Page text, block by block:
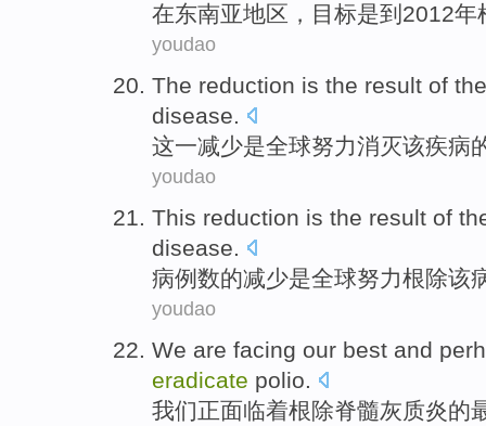
在东南亚地区 ， 目标是到 2012年
youdao
The reduction is the result of the
disease.
这一减少是全球努力消灭该疾病
youdao
This reduction is the result of
disease.
病例数的减少是全球努力根除该
youdao
We are facing our best and
eradicate polio.
我们正面临着根除脊髓灰质炎的